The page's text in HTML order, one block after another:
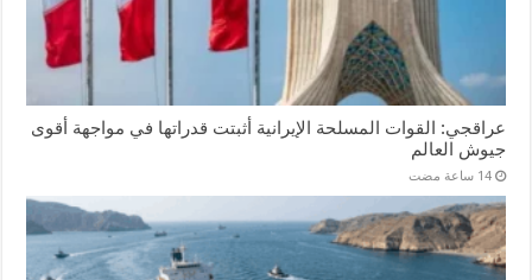
عراقجي: القوات المسلحة الإيرانية أثبتت قدراتها في مواجهة أقوى
جيوش العالم
‏14 ساعة مضت